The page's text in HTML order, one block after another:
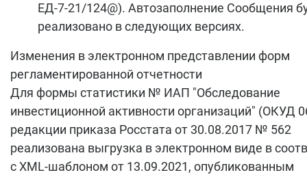
ЕД-7-21/124@). Автозаполнение Сообщения
реализовано в следующих версиях.
Изменения в электронном представлении форм
регламентированной отчетности
Для формы статистики № ИАП "Обследование
инвестиционной активности организаций" (ОКУД
редакции приказа Росстата от 30.08.2017 № 562
реализована выгрузка в электронном виде в
с XML-шаблоном от 13.09.2021, опубликованным